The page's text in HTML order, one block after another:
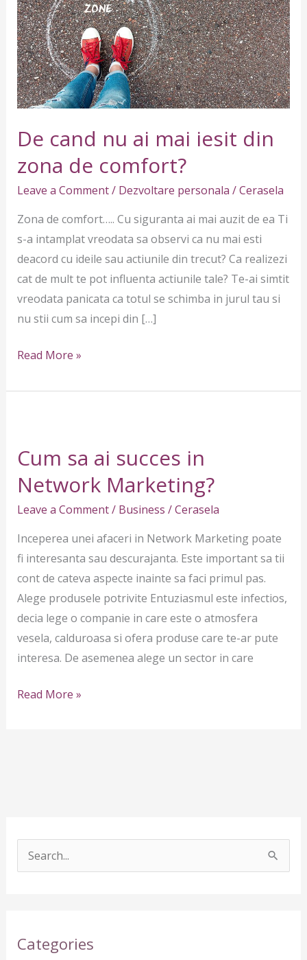
De cand nu ai mai iesit din
zona de comfort?
Leave a Comment/ Dezvoltare personala /Cerasela
Zona de comfort….. Cu siguranta ai mai auzit de ea Ti
s-a intamplat vreodata sa observi ca nu mai esti
deacord cu ideile sau actiunile din trecut? Ca realizezi
cat de mult te pot influenta actiunile tale? Te-ai simtit
vreodata panicata ca totul se schimba in jurul tau si
nu stii cum sa incepi din […]
mai
iesit
din
zona
de
Read More »
Cum sa ai succes in
Network Marketing?
Leave a Comment/ Business /Cerasela
Inceperea unei afaceri in Network Marketing poate
fi interesanta sau descurajanta. Este important sa tii
cont de cateva aspecte inainte sa faci primul pas.
Alege produsele potrivite Entuziasmul este infectios,
decia lege o companie in care este o atmosfera
vesela, calduroasa si ofera produse care te-ar pute
interesa. De asemenea alege un sector in care
ai
succes
in
Network
Marketing?
Read More »
c
Categories